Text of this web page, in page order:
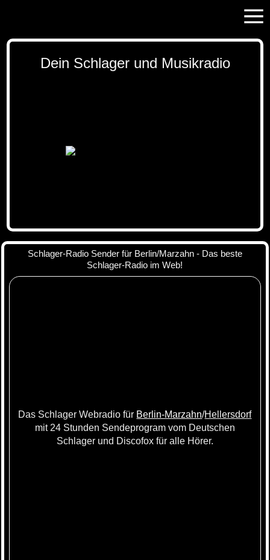
Dein Schlager und Musikradio
Schlager-Radio Sender für Berlin/Marzahn - Das beste
Schlager-Radio im Web!
Das Schlager Webradio für Berlin-Marzahn/Hellersdorf
mit 24 Stunden Sendeprogram vom Deutschen
Schlager und Discofox für alle Hörer.